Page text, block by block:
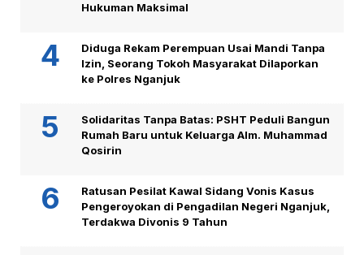
Hukuman Maksimal
Diduga Rekam Perempuan Usai Mandi Tanpa
Izin, Seorang Tokoh Masyarakat Dilaporkan
ke Polres Nganjuk
Solidaritas Tanpa Batas: PSHT Peduli Bangun
Rumah Baru untuk Keluarga Alm. Muhammad
Qosirin
Ratusan Pesilat Kawal Sidang Vonis Kasus
Pengeroyokan di Pengadilan Negeri Nganjuk,
Terdakwa Divonis 9 Tahun